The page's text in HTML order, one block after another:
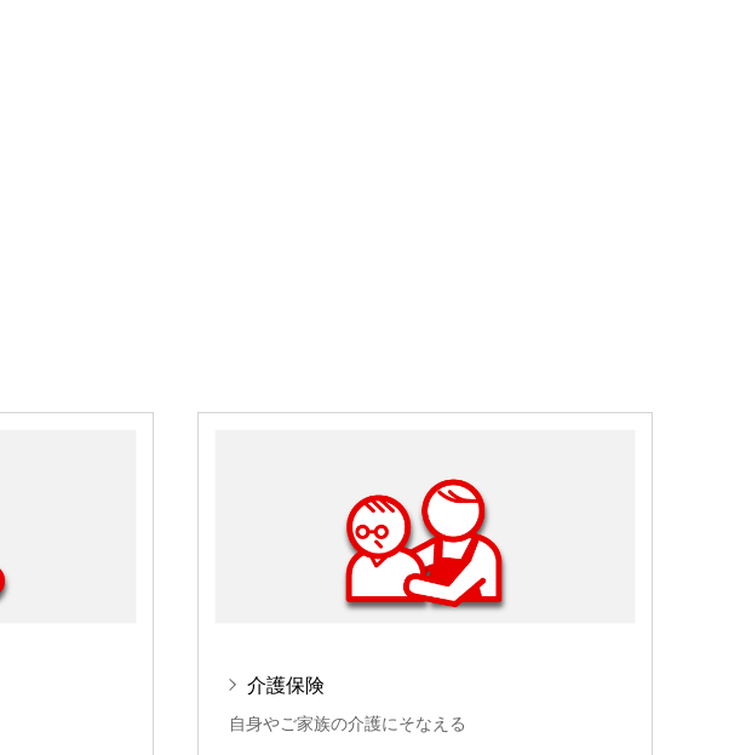
介護保険
自身やご家族の介護にそなえる